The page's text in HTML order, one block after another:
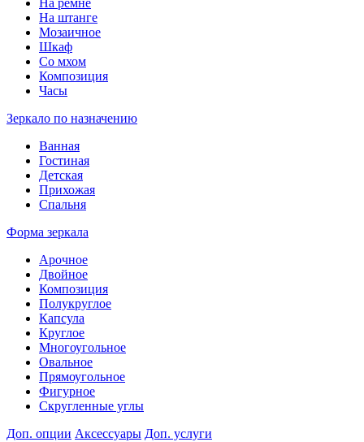
На ремне
На штанге
Мозаичное
Шкаф
Со мхом
Композиция
Часы
Зеркало по назначению
Ванная
Гостиная
Детская
Прихожая
Спальня
Форма зеркала
Арочное
Двойное
Композиция
Полукруглое
Капсула
Круглое
Многоугольное
Овальное
Прямоугольное
Фигурное
Скругленные углы
Доп. опции Аксессуары Доп. услуги